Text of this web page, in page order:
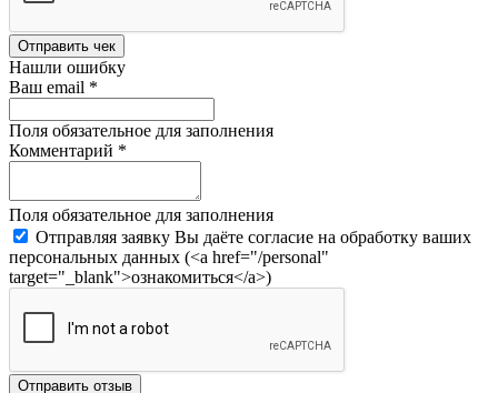
Отправить чек
Нашли ошибку
Ваш email *
Поля обязательное для заполнения
Комментарий *
Поля обязательное для заполнения
Отправляя заявку Вы даёте согласие на обработку ваших
персональных данных (<a href="/personal"
target="_blank">ознакомиться</a>)
Отправить отзыв